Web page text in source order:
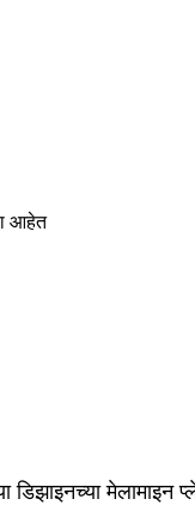
आहेत
मेलामाइन